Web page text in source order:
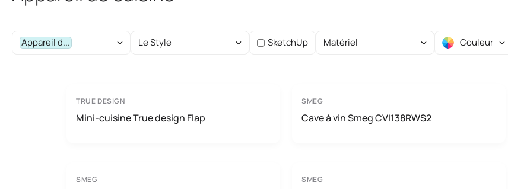
Appareil d... Le Style SketchUp Matériel Couleur
TRUE DESIGN
Mini-cuisine True design Flap
SMEG
Cave à vin Smeg CVI138RWS2
SMEG SMEG